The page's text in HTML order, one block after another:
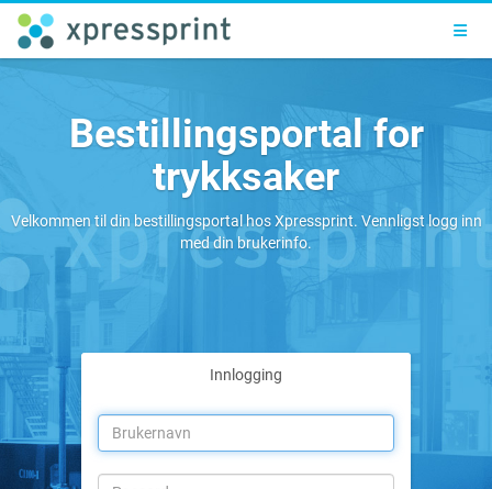
Bestillingsportal for
trykksaker
Velkommen til din bestillingsportal hos Xpressprint. Vennligst logg inn
med din brukerinfo.
Innlogging